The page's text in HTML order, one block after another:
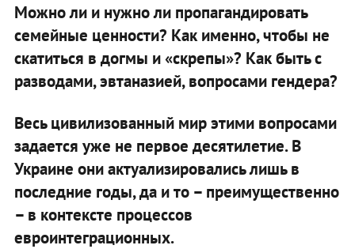
Можно ли и нужно ли пропагандировать
семейные ценности? Как именно, чтобы не
скатиться в догмы и «скрепы»? Как быть с
разводами, эвтаназией, вопросами гендера?
Весь цивилизованный мир этими вопросами
задается уже не первое десятилетие. В
Украине они актуализировались лишь в
последние годы, да и то – преимущественно
– в контексте процессов
евроинтеграционных.